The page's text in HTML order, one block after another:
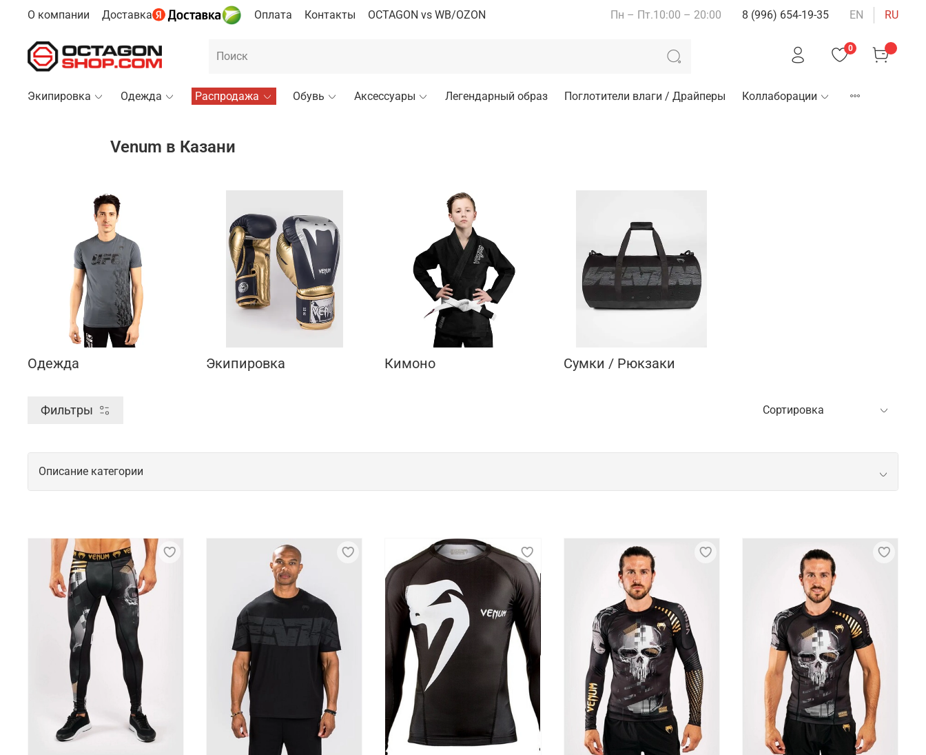
О компании Доставка Оплата Контакты OCTAGON vs WB/OZON Пн – Пт.10:00 – 20:00 8 (996) 654-19-35 EN RU
0
Экипировка Одежда Распродажа Обувь Аксессуары Легендарный образ Поглотители влаги / Драйперы Коллаборации
Venum в Казани
Одежда Экипировка Кимоно Сумки / Рюкзаки
Фильтры
Описание категории
Новые технологии разработки, внимание к каждой детали – это главная особенность продукции марки. Представительство находится в США и Франции.
Поставка продукции осуществляется из Франции. Одежда производится на мощностях Venum в Бразилии и КНР, экипировка – на заводах Venum в Таиланде,
КНР.
Что мы предлагаем на выбор
Компания Venum готова предложить на выбор профессиональные боксерские перчатки, тематические брелоки, бинты для бокса, а также майки,
компрессионные штаны, футболки и толстовки. Ассортимент бренда расширен стильными и функциональными поло, рашгардами, боксерскими капами,
свитшотами и шапками. Все это можно найти в нашем магазине.
Где заказать спортивные товары Venum с быстрой доставкой в Казани
В интернет-магазине Octagon Shop можно выгодно купить спортивную одежду и экипировку от Venum. Переходите в каталог, чтобы выбрать для себя лучший